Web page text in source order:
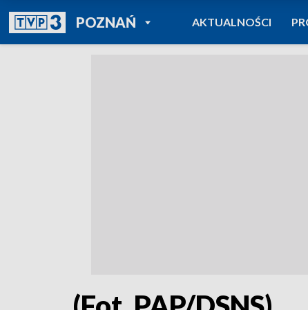
POZNAŃPOWRÓT DO
TVP REGIONY
AKTUALNOŚCI